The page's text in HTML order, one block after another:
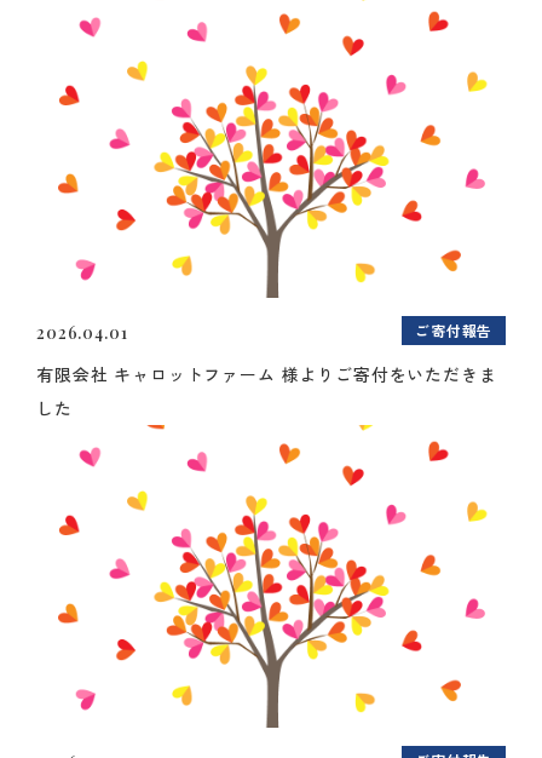
2026.04.01 ご寄付報告
有限会社 キャロットファーム 様よりご寄付をいただきま
した